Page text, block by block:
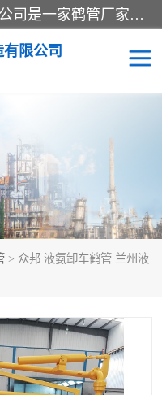
连云港众邦石化设备制造有限公司是一家鹤管厂家主营：鹤管、装车鹤管等，是致力于石油、石化等流体装卸设备(主要产品如鹤管、输油臂、脱缆钩等)的咨询、设计、制造、检测、安装指导、系统调试、维修维护等业务的公司。
限公司
> 众邦 液氨卸车鹤管 兰州液
顶部装卸鹤管
低温鹤管
化气鹤管
动梯栈台
装车鹤管